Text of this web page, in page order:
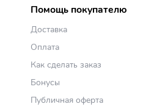
Помощь покупателю
Доставка
Оплата
Как сделать заказ
Бонусы
Публичная оферта